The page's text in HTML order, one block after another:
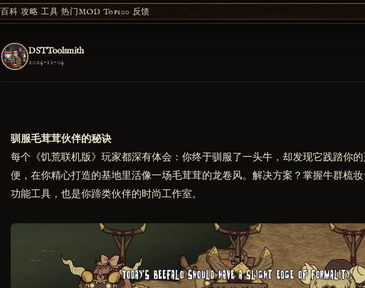
百科 攻略 工具 热门MOD Top100 反馈
DSTToolsmith
2024-11-04
驯服毛茸茸伙伴的秘诀
每个《饥荒联机版》玩家都深有体会：你终于驯服了一头牛，却发现它践踏你
便，在你精心打造的基地里活像一场毛茸茸的龙卷风。解决方案？掌握牛群梳
功能工具，也是你蹄类伙伴的时尚工作室。